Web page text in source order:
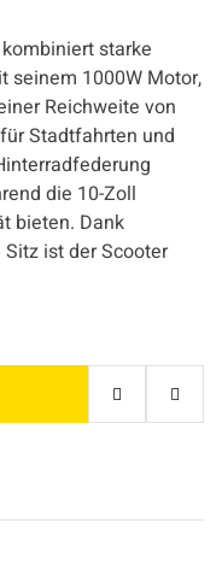
starke
seinem 1000W Motor,
Reichweite von
Stadtfahrten und
die 10-Zoll
bieten. Dank
ist der Scooter